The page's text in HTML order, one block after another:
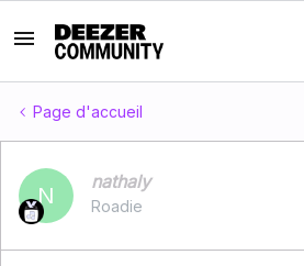
Page d'accueil
N
nathaly
Roadie